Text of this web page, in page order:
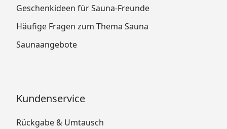
Geschenkideen für Sauna-Freunde
Häufige Fragen zum Thema Sauna
Saunaangebote
Kundenservice
Rückgabe & Umtausch